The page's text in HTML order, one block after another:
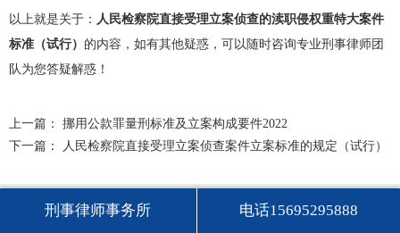
以上就是关于： 人民检察院直接受理立案侦查的渎职侵权重特大案件
标准（试行） 的内容，如有其他疑惑，可以随时咨询专业刑事律师团
队为您答疑解惑！
上一篇： 挪用公款罪量刑标准及立案构成要件2022
下一篇：
人民检察院直接受理立案侦查案件立案标准的规定（试行）
刑事律师事务所 电话15695295888